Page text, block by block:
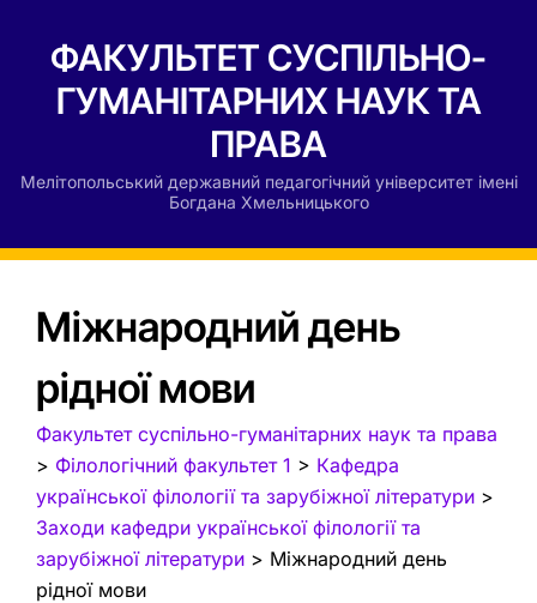
ФАКУЛЬТЕТ СУСПІЛЬНО-
ГУМАНІТАРНИХ НАУК ТА
ПРАВА
Мелітопольський державний педагогічний університет імені
Богдана Хмельницького
Міжнародний день
рідної мови
Факультет суспільно-гуманітарних наук та права
> Філологічний факультет 1 > Кафедра
української філології та зарубіжної літератури >
Заходи кафедри української філології та
зарубіжної літератури > Міжнародний день
рідної мови